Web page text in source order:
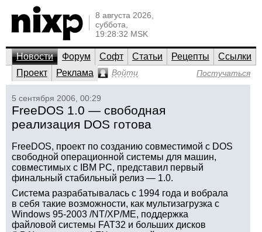
8 августа 2026,
суббота,
19:28:32 MSK
Новости Форум Софт Статьи Рецепты
Ссылки
Проект
Реклама Войти Постучаться
5 сентября 2006, 00:29
FreeDOS 1.0 — свободная
реализация DOS готова
FreeDOS, проект по созданию совместимой с DOS
свободной операционной системы для машин,
совместимых с IBM PC, представил первый
финальный стабильный релиз — 1.0.
Система разрабатывалась с 1994 года и вобрала
в себя такие возможности, как мультизагрузка с
Windows 95-2003 /NT/XP/ME, поддержка
файловой системы FAT32 и больших дисков